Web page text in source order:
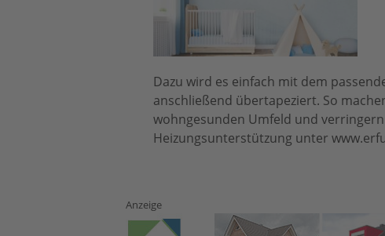
Dazu wird es einfach mit dem
anschließend übertapeziert. So
wohngesunden Umfeld und
Heizungsunterstützung unter
Anzeige